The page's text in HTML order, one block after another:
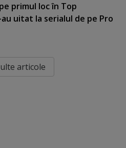
primul loc în Top
uitat la serialul de pe Pro
articole